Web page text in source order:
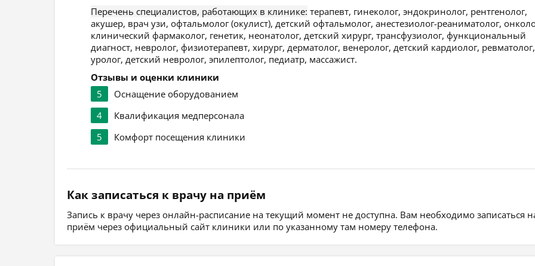
Перечень специалистов, работающих в клинике: терапевт, гинеколог, эндокринолог, рентгенолог,
акушер, врач узи, офтальмолог (окулист), детский офтальмолог, анестезиолог-реаниматолог,
клинический фармаколог, генетик, неонатолог, детский хирург, трансфузиолог, функциональный
диагност, невролог, физиотерапевт, хирург, дерматолог, венеролог, детский кардиолог, ревматолог,
уролог, детский невролог, эпилептолог, педиатр, массажист.
Отзывы и оценки клиники
5
Оснащение оборудованием
4
Квалификация медперсонала
5
Комфорт посещения клиники
Как записаться к врачу на приём
Запись к врачу через онлайн-расписание на текущий момент не доступна. Вам необходимо записаться
приём через официальный сайт клиники или по указанному там номеру телефона.